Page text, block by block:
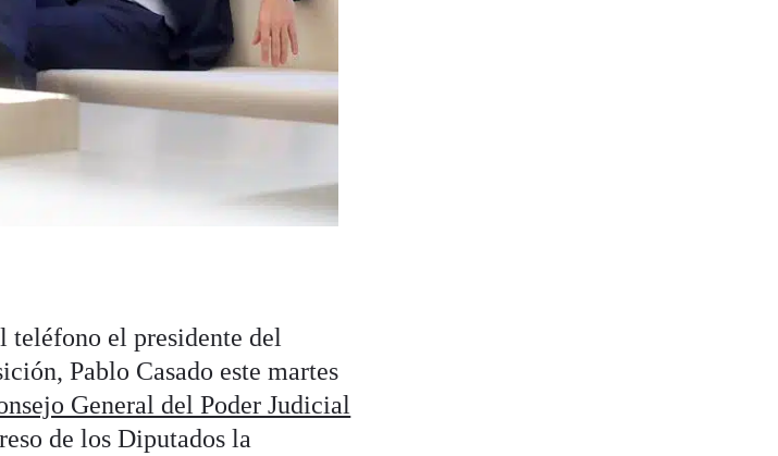
teléfono el presidente del
Pablo Casado este martes
General del Poder Judicial
de los Diputados la